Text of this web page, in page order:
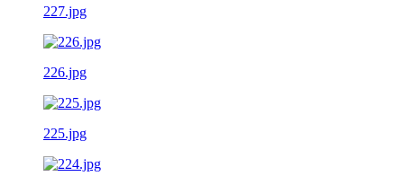
227.jpg
226.jpg
225.jpg